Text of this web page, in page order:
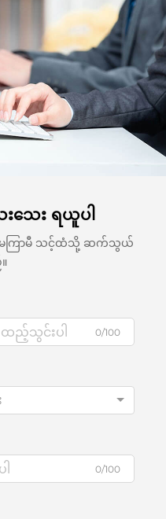
သေး ရယူပါ
ကြာမီ သင့်ထံသို့ ဆက်သွယ်
0/100
0/100